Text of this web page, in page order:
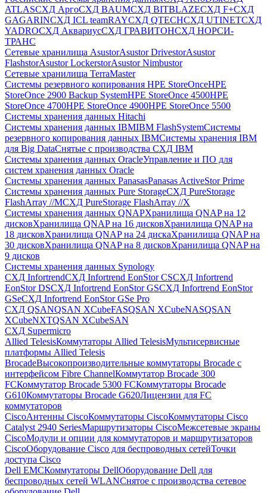
ATLASСХД AргоСХД BAUMСХД BITBLAZEСХД F+СХД
GAGARINСХД ICL teamRAYСХД QTECHСХД UTINETСХД
YADROСХД АквариусСХД ГРАВИТОНСХД НОРСИ-
ТРАНС
Сетевые хранилища AsustorAsustor DrivestorAsustor
FlashstorAsustor LockerstorAsustor Nimbustor
Сетевые хранилища TerraMaster
Системы резервного копирования HPE StoreOnceHPE
StoreOnce 2900 Backup SystemHPE StoreOnce 4500HPE
StoreOnce 4700HPE StoreOnce 4900HPE StoreOnce 5500
Системы хранения данных Hitachi
Системы хранения данных IBMIBM FlashSystemСистемы
резервного копирования данных IBMСистемы хранения IBM
для Big DataСнятые с производства СХД IBM
Системы хранения данных OracleУправление и ПО для
систем хранения данных Oracle
Системы хранения данных PanasasPanasas ActiveStor Prime
Системы хранения данных Pure StorageСХД PureStorage
FlashArray //MСХД PureStorage FlashArray //X
Системы хранения данных QNAPХранилища QNAP на 12
дисковХранилища QNAP на 16 дисковХранилища QNAP на
18 дисковХранилища QNAP на 24 дискаХранилища QNAP на
30 дисковХранилища QNAP на 8 дисковХранилища QNAP на
9 дисков
Системы хранения данных Synology
СХД InfortrendСХД Infortrend EonStor CSСХД Infortrend
EonStor DSСХД Infortrend EonStor GSСХД Infortrend EonStor
GSeСХД Infortrend EonStor GSe Pro
СХД QSANQSAN XCubeFASQSAN XCubeNASQSAN
XCubeNXTQSAN XCubeSAN
СХД Supermicro
Allied TelesisКоммутаторы Allied TelesisМультисервисные
платформы Allied Telesis
BrocadeВысокопроизводительные коммутаторы Brocade с
интерфейсом Fibre ChannelКоммутатор Brocade 300
FCКоммутатор Brocade 5300 FCКоммутаторы Brocade
G610Коммутаторы Brocade G620Лицензии для FC
коммутаторов
CiscoАнтенны CiscoКоммутаторы CiscoКоммутаторы Cisco
Catalyst 2940 SeriesМаршрутизаторы CiscoМежсетевые экраны
CiscoМодули и опции для коммутаторов и маршрутизаторов
CiscoОборудование Cisco для беспроводных сетейТочки
доступа Cisco
Dell EMCКоммутаторы DellОборудование Dell для
беспроводных сетей WLANСнятое с производства сетевое